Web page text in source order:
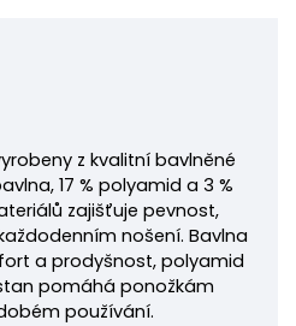
z kvalitní bavlněné
17 % polyamid a 3 %
zajišťuje pevnost,
nošení. Bavlna
a prodyšnost, polyamid
pomáhá ponožkám
používání.